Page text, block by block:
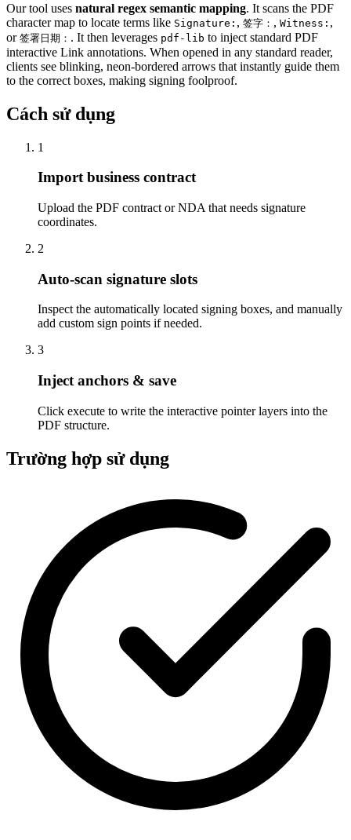
Our tool uses natural regex semantic mapping. It scans the PDF
character map to locate terms like Signature: , 签字： , Witness: ,
or 签署日期： . It then leverages pdf-lib to inject standard PDF
interactive Link annotations. When opened in any standard reader,
clients see blinking, neon-bordered arrows that instantly guide them
to the correct boxes, making signing foolproof.
Cách sử dụng
1
Import business contract
Upload the PDF contract or NDA that needs signature
coordinates.
2
Auto-scan signature slots
Inspect the automatically located signing boxes, and manually
add custom sign points if needed.
3
Inject anchors & save
Click execute to write the interactive pointer layers into the
PDF structure.
Trường hợp sử dụng